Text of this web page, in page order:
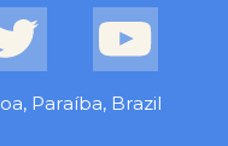
Paraíba, Brazil